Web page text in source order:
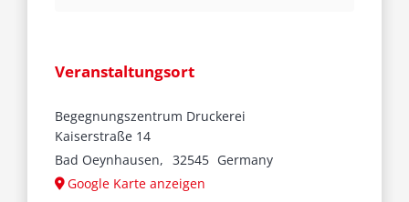
Veranstaltungsort
Begegnungszentrum Druckerei
Kaiserstraße 14
Bad Oeynhausen, 32545 Germany
Google Karte anzeigen